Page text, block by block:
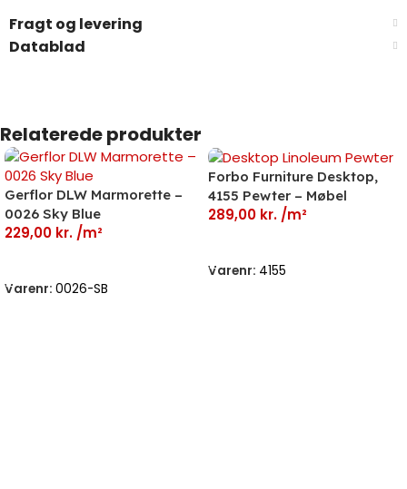
Fragt og levering
Datablad
Relaterede produkter
Gerflor DLW Marmorette –
0026 Sky Blue
229,00 kr. /m²
Varenr: 0026-SB
Forbo Furniture Desktop,
4155 Pewter – Møbel
Linoleum
289,00 kr. /m²
Varenr: 4155